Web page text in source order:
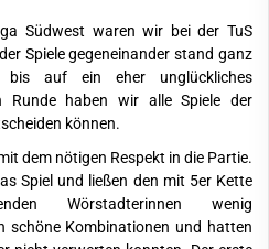
Südwest waren wir bei der TuS
Spiele gegeneinander stand ganz
auf ein eher unglückliches
Runde haben wir alle Spiele der
können.
dem nötigen Respekt in die Partie.
Spiel und ließen den mit 5er Kette
Wörstadterinnen wenig
schöne Kombinationen und hatten